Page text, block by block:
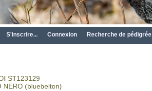
S'inscrire... Connexion Recherche de pédigrée
ST123129
NERO (bluebelton)